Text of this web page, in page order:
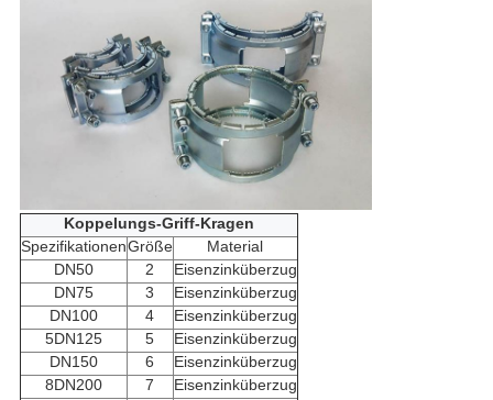
Koppelungs-Griff-Kragen
SpezifikationenGröße
Material
DN50
2
Eisenzinküberzug
DN75
3
Eisenzinküberzug
DN100
4
Eisenzinküberzug
5DN125
5
Eisenzinküberzug
DN150
6
Eisenzinküberzug
8DN200
7
Eisenzinküberzug